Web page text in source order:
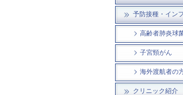
予防接種・イン
高齢者肺炎球
子宮頸がん
海外渡航者の
クリニック紹介